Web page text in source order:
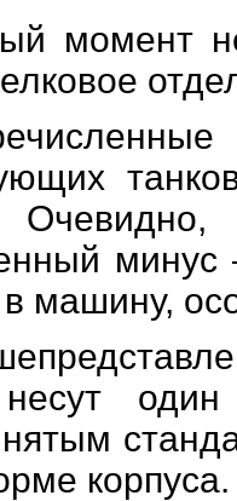
момент
минус
в машину,
один
корпуса.